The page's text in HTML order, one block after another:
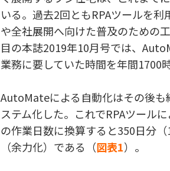
いる。過去2回ともRPAツールを
や全社展開へ向けた普及のための
目の本誌2019年10月号では、
業務に要していた時間を年間1700
AutoMateによる自動化はその後
ステム化した。これでRPAツール
の作業日数に換算すると350日分
（余力化）である（図表1）。